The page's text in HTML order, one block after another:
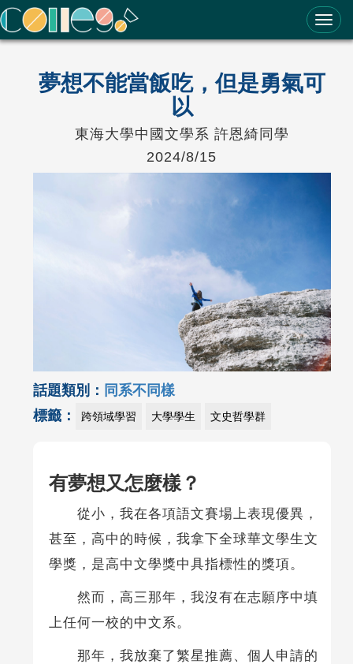
ColleGo! 大學選才與高中育才輔助系統
夢想不能當飯吃，但是勇氣可
以
東海大學中國文學系 許恩綺同學
2024/8/15
話題類別： 同系不同樣
標籤：
跨領域學習 大學學生 文史哲學群
有夢想又怎麼樣？
從小，我在各項語文賽場上表現優異，
甚至，高中的時候，我拿下全球華文學生文
學獎，是高中文學獎中具指標性的獎項。
然而，高三那年，我沒有在志願序中填
上任何一校的中文系。
那年，我放棄了繁星推薦、個人申請的